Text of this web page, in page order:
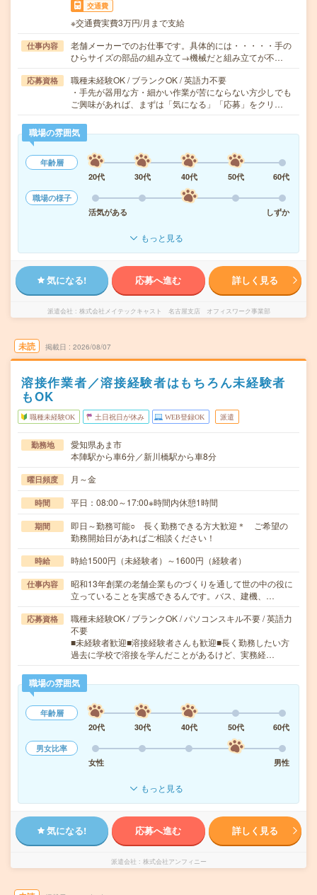
交通費
※交通費実費3万円/月まで支給
仕事内容
老舗メーカーでのお仕事です。具体的には・・・・・手の
ひらサイズの部品の組み立て→機械だと組み立てが不…
応募資格
職種未経験OK / ブランクOK / 英語力不要
・手先が器用な方・細かい作業が苦にならない方少しでも
ご興味があれば、まずは「気になる」「応募」をクリ…
職場の雰囲気
年齢層
20代
30代 40代 50代
60代
職場の様子
活気がある
しずか
もっと見る
気になる! 応募へ進む 詳しく見る
派遣会社 株式会社メイテックキャスト 名古屋支店 オフィスワーク事業部
未読 掲載日 2026/08/07
溶接作業者／溶接経験者はもちろん未経験者
もOK
職種未経験OK 土日祝日が休み WEB登録OK 派遣
勤務地
愛知県あま市
本陣駅から車6分／新川橋駅から車8分
曜日頻度 月～金
時間 平日：08:00～17:00※時間内休憩1時間
期間
即日～勤務可能○ 長く勤務できる方大歓迎＊ ご希望の
勤務開始日があればご相談ください！
時給 時給1500円（未経験者）～1600円（経験者）
仕事内容
昭和13年創業の老舗企業ものづくりを通して世の中の役に
立っていることを実感できるんです。バス、建機、…
応募資格
職種未経験OK / ブランクOK / パソコンスキル不要 / 英語力
不要
■未経験者歓迎■溶接経験者さんも歓迎■長く勤務したい方
過去に学校で溶接を学んだことがあるけど、実務経…
職場の雰囲気
年齢層
20代
30代 40代 50代
60代
男女比率
女性
男性
もっと見る
気になる! 応募へ進む 詳しく見る
派遣会社 株式会社アンフィニー